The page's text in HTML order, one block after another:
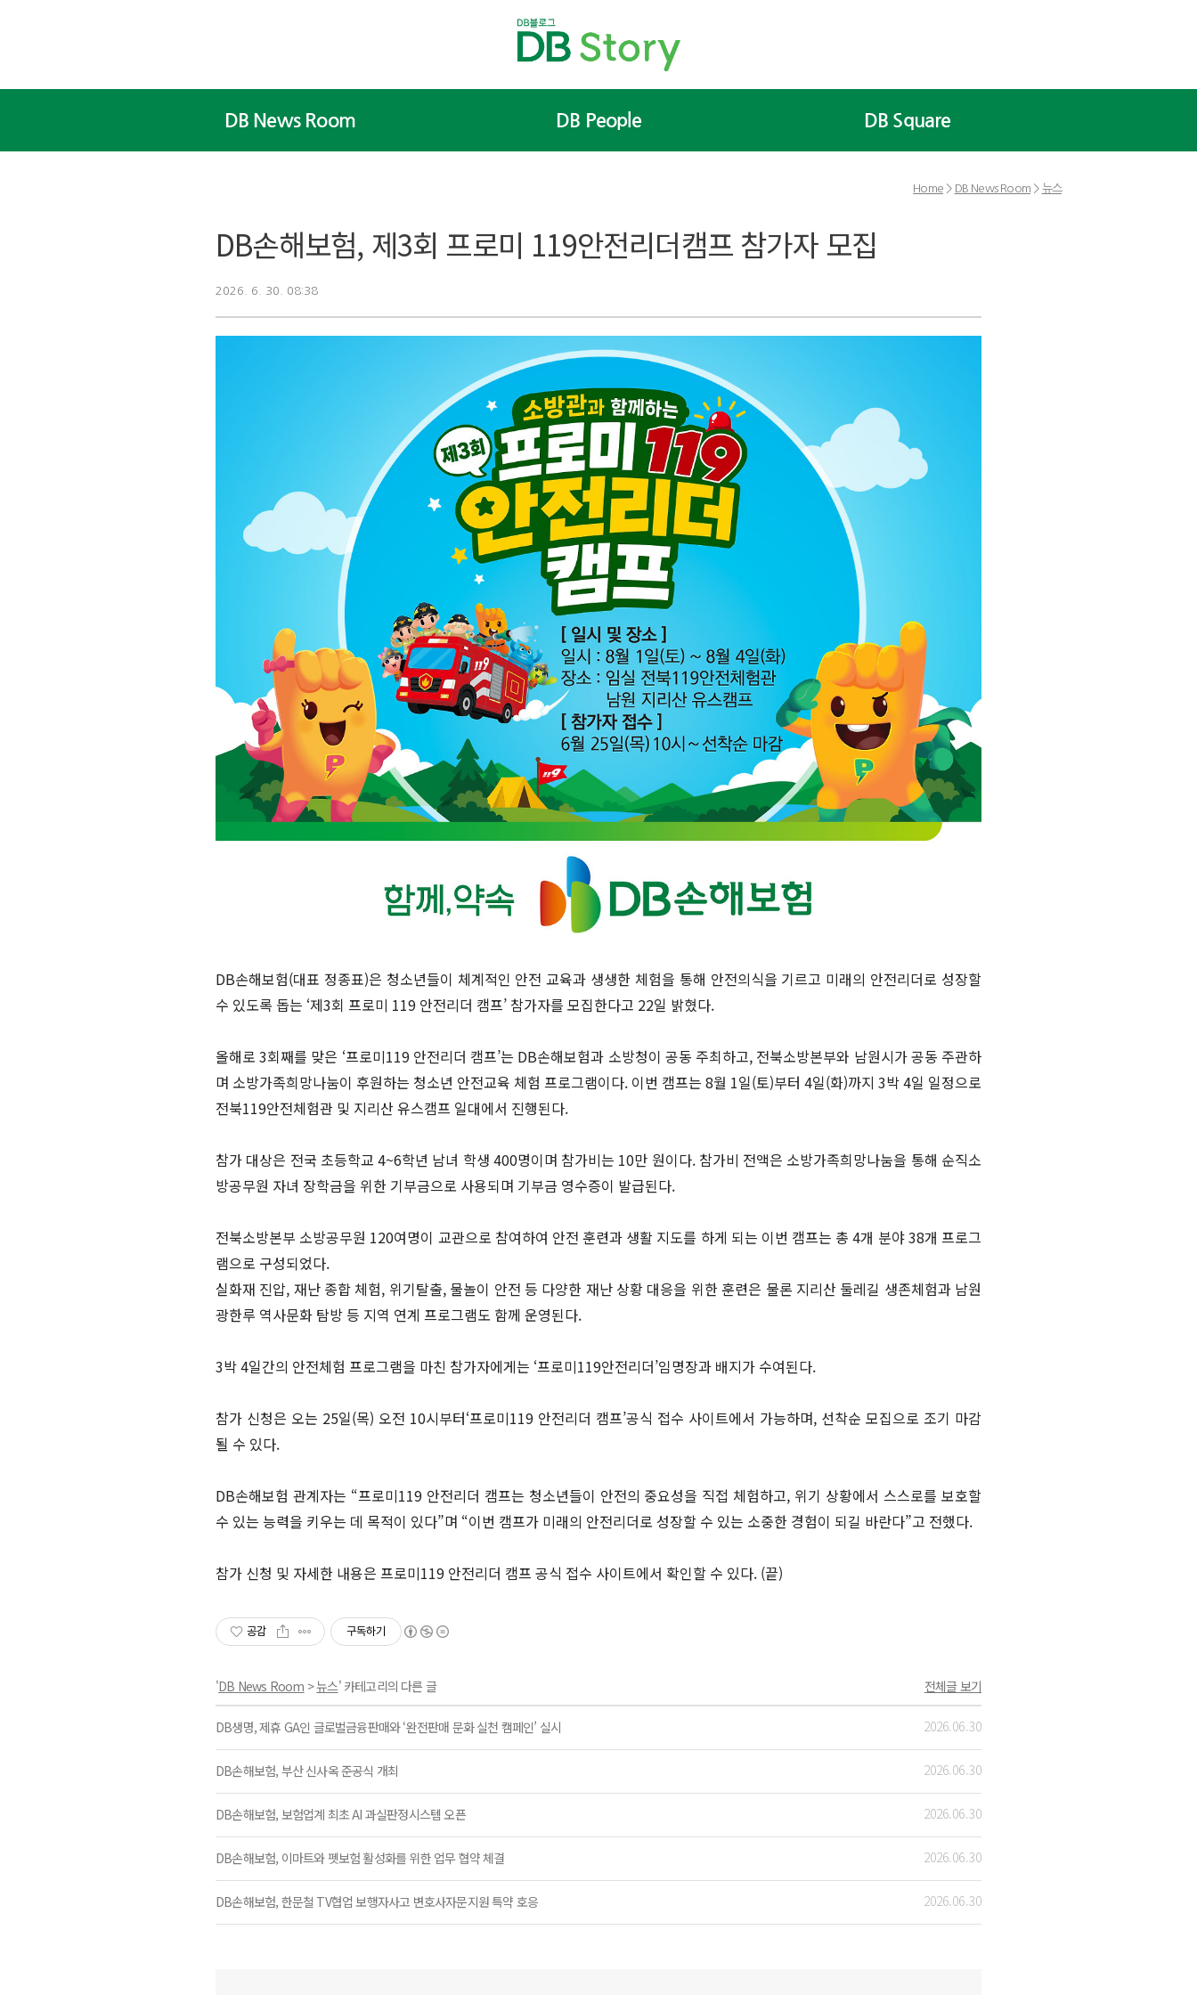
DB News Room DB People DB Square
Home> DB News Room> 뉴스
DB손해보험, 제3회 프로미 119안전리더캠프 참가자 모집
2026. 6. 30. 08:38
DB손해보험(대표 정종표)은 청소년들이 체계적인 안전 교육과 생생한 체험을 통해 안전의식을 기르고 미래의 안전리더로 성장할
수 있도록 돕는 ‘제3회 프로미 119 안전리더 캠프’ 참가자를 모집한다고 22일 밝혔다.
올해로 3회째를 맞은 ‘프로미119 안전리더 캠프’는 DB손해보험과 소방청이 공동 주최하고, 전북소방본부와 남원시가 공동 주관하
며 소방가족희망나눔이 후원하는 청소년 안전교육 체험 프로그램이다. 이번 캠프는 8월 1일(토)부터 4일(화)까지 3박 4일 일정으로
전북119안전체험관 및 지리산 유스캠프 일대에서 진행된다.
참가 대상은 전국 초등학교 4~6학년 남녀 학생 400명이며 참가비는 10만 원이다. 참가비 전액은 소방가족희망나눔을 통해 순직소
방공무원 자녀 장학금을 위한 기부금으로 사용되며 기부금 영수증이 발급된다.
전북소방본부 소방공무원 120여명이 교관으로 참여하여 안전 훈련과 생활 지도를 하게 되는 이번 캠프는 총 4개 분야 38개 프로그
램으로 구성되었다.
실화재 진압, 재난 종합 체험, 위기탈출, 물놀이 안전 등 다양한 재난 상황 대응을 위한 훈련은 물론 지리산 둘레길 생존체험과 남원
광한루 역사문화 탐방 등 지역 연계 프로그램도 함께 운영된다.
3박 4일간의 안전체험 프로그램을 마친 참가자에게는 ‘프로미119안전리더’임명장과 배지가 수여된다.
참가 신청은 오는 25일(목) 오전 10시부터‘프로미119 안전리더 캠프’공식 접수 사이트에서 가능하며, 선착순 모집으로 조기 마감
될 수 있다.
DB손해보험 관계자는 “프로미119 안전리더 캠프는 청소년들이 안전의 중요성을 직접 체험하고, 위기 상황에서 스스로를 보호할
수 있는 능력을 키우는 데 목적이 있다”며 “이번 캠프가 미래의 안전리더로 성장할 수 있는 소중한 경험이 되길 바란다”고 전했다.
참가 신청 및 자세한 내용은 프로미119 안전리더 캠프 공식 접수 사이트에서 확인할 수 있다. (끝)
공감 구독하기
'DB News Room >뉴스' 카테고리의 다른 글
DB생명, 제휴 GA인 글로벌금융판매와 ‘완전판매 문화 실천 캠페인’ 실시 2026.06.30
DB손해보험, 부산 신사옥 준공식 개최 2026.06.30
DB손해보험, 보험업계 최초 AI 과실판정시스템 오픈 2026.06.30
DB손해보험, 이마트와 펫보험 활성화를 위한 업무 협약 체결 2026.06.30
DB손해보험, 한문철 TV협업 보행자사고 변호사자문지원 특약 호응 2026.06.30
전체글 보기